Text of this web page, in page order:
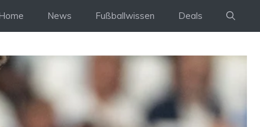
News Fußballwissen Deals